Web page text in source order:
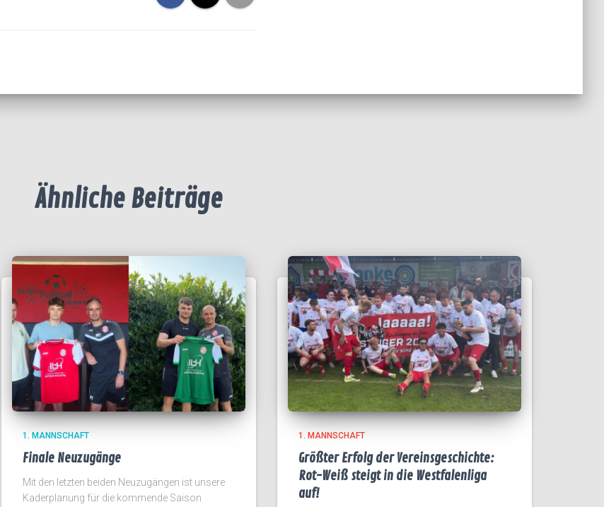
Ähnliche Beiträge
1. MANNSCHAFT
Finale Neuzugänge
Mit den letzten beiden Neuzugängen ist unsere
Kaderplanung für die kommende Saison
1. MANNSCHAFT
Größter Erfolg der Vereinsgeschichte:
Rot-Weiß steigt in die Westfalenliga
auf!